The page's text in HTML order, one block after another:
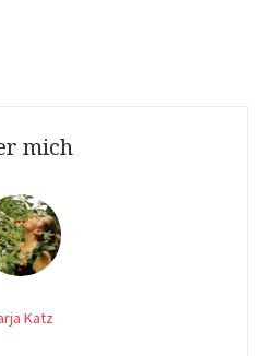
mich
Katz